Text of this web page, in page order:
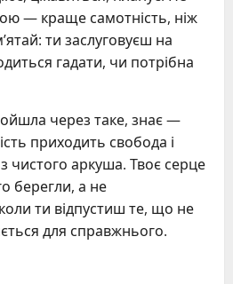
— краще самотність, ніж
ти заслуговуєш на
гадати, чи потрібна
через таке, знає —
приходить свобода і
чистого аркуша. Твоє серце
берегли, а не
ти відпустиш те, що не
для справжнього.